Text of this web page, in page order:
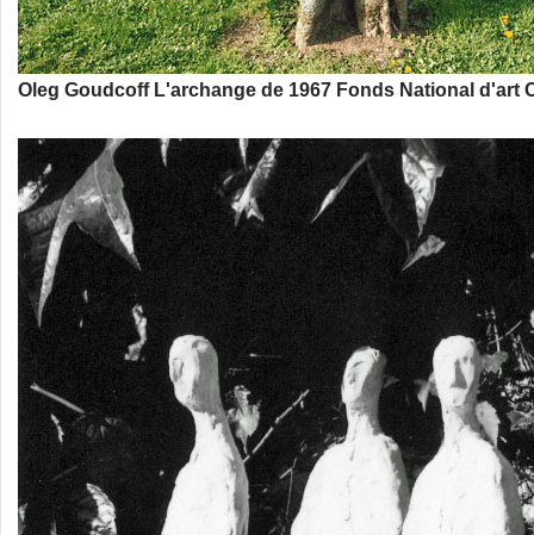
Oleg Goudcoff L'archange de 1967 Fonds National d'art